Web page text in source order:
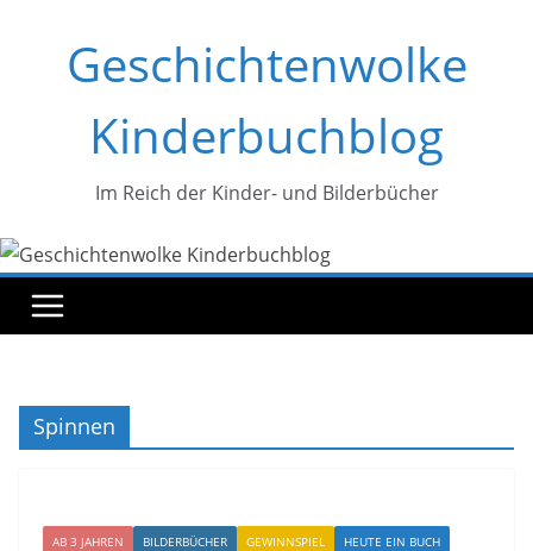
springenGeschichtenwolke
Kinderbuchblog
Im Reich der Kinder- und Bilderbücher
Spinnen
AB 3 JAHREN BILDERBÜCHER GEWINNSPIEL HEUTE EIN BUCH